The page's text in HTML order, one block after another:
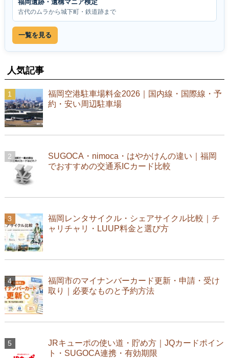
福岡遺跡・遺構マニア検定
古代のムラから城下町・鉄道跡まで
一覧を見る
人気記事
福岡空港駐車場料金2026｜国内線・国際線・予
約・安い周辺駐車場
SUGOCA・nimoca・はやかけんの違い｜福岡
でおすすめの交通系ICカード比較
福岡レンタサイクル・シェアサイクル比較｜チ
ャリチャリ・LUUP料金と選び方
福岡市のマイナンバーカード更新・申請・受け
取り｜必要なものと予約方法
JRキューポの使い道・貯め方｜JQカードポイン
ト・SUGOCA連携・有効期限